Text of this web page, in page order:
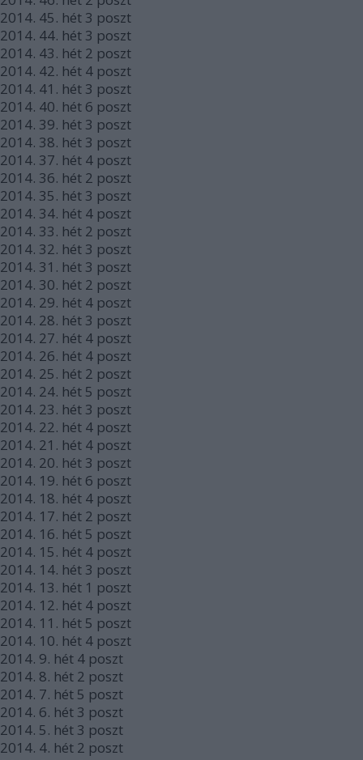
2014. 45. hét 3 poszt
2014. 44. hét 3 poszt
2014. 43. hét 2 poszt
2014. 42. hét 4 poszt
2014. 41. hét 3 poszt
2014. 40. hét 6 poszt
2014. 39. hét 3 poszt
2014. 38. hét 3 poszt
2014. 37. hét 4 poszt
2014. 36. hét 2 poszt
2014. 35. hét 3 poszt
2014. 34. hét 4 poszt
2014. 33. hét 2 poszt
2014. 32. hét 3 poszt
2014. 31. hét 3 poszt
2014. 30. hét 2 poszt
2014. 29. hét 4 poszt
2014. 28. hét 3 poszt
2014. 27. hét 4 poszt
2014. 26. hét 4 poszt
2014. 25. hét 2 poszt
2014. 24. hét 5 poszt
2014. 23. hét 3 poszt
2014. 22. hét 4 poszt
2014. 21. hét 4 poszt
2014. 20. hét 3 poszt
2014. 19. hét 6 poszt
2014. 18. hét 4 poszt
2014. 17. hét 2 poszt
2014. 16. hét 5 poszt
2014. 15. hét 4 poszt
2014. 14. hét 3 poszt
2014. 13. hét 1 poszt
2014. 12. hét 4 poszt
2014. 11. hét 5 poszt
2014. 10. hét 4 poszt
2014. 9. hét 4 poszt
2014. 8. hét 2 poszt
2014. 7. hét 5 poszt
2014. 6. hét 3 poszt
2014. 5. hét 3 poszt
2014. 4. hét 2 poszt